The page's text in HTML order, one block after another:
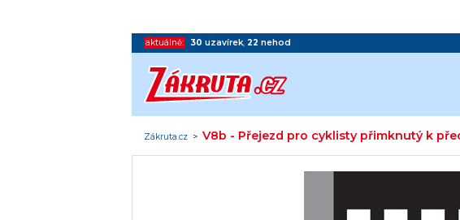
aktuálně: 30 uzavírek,22 nehod
Zákruta.cz >V8b - Přejezd pro cyklisty přimknutý k